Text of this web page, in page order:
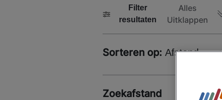
Filter
resultaten
Alles
Uitklappen
Sorteren op: Afstand
Zoekafstand